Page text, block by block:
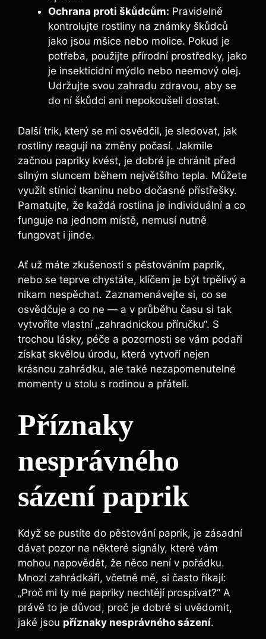
Ochrana proti škůdcům: Pravidelně
kontrolujte‌ rostliny na ⁢známky škůdců
jako jsou mšice nebo molice. Pokud je
potřeba,⁢ použijte ⁢přírodní prostředky, jako
je insekticidní mýdlo nebo neemový ‌olej.
Udržujte svou zahradu zdravou, ​aby se
do ní škůdci ani nepokoušeli dostat.
Další trik, ‍který se mi osvědčil, je sledovat, jak
rostliny reagují na změny⁣ počasí. Jakmile
začnou ‌papriky⁤ kvést, je ‌dobré⁢ je chránit před
‌silným sluncem ​během největšího ⁢tepla. Můžete
využít stínicí ​tkaninu‌ nebo dočasné přístřešky.‌
Pamatujte, že každá rostlina je individuální a co
‍funguje na jednom ‍místě, nemusí nutně
fungovat i jinde.
Ať už máte ⁤zkušenosti⁤ s pěstováním paprik,
‌nebo ‍se teprve chystáte, klíčem je být trpělivý‌ a
nikam ⁣nespěchat. Zaznamenávejte si, co se
osvědčuje a‌ co ne — ⁤a v‍ průběhu⁣ času ‍si tak
vytvoříte vlastní „zahradnickou příručku“. S
trochou lásky, péče a pozornosti se ⁣vám podaří
získat skvělou úrodu, která vytvoří nejen
⁣krásnou zahrádku, ale také​ nezapomenutelné
momenty‌ u stolu s rodinou a přáteli.
Příznaky
nesprávného
sázení ⁣paprik
Když se​ pustíte do pěstování paprik, je⁢ zásadní
dávat pozor na některé signály,⁣ které‍ vám
mohou⁤ napovědět, ⁤že něco ​není v ⁢pořádku.
Mnozí​ zahrádkáři, včetně ‌mě,​ si často říkají:
„Proč mi ty mé papriky ​nechtějí ⁤prospívat?“ A⁢
právě to je ‍důvod, proč je dobré si uvědomit,
jaké​ jsou příznaky nesprávného⁢ sázení.